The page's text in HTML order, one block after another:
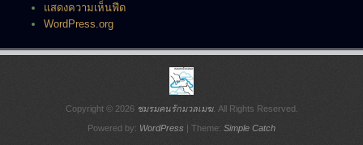
แสดงความเห็นฟีด
WordPress.org
Copyright © 2026 ชมรมคนรักมวลเมฆ. All Rights Reserved.
Powered by: WordPress | Theme: Simple Catch